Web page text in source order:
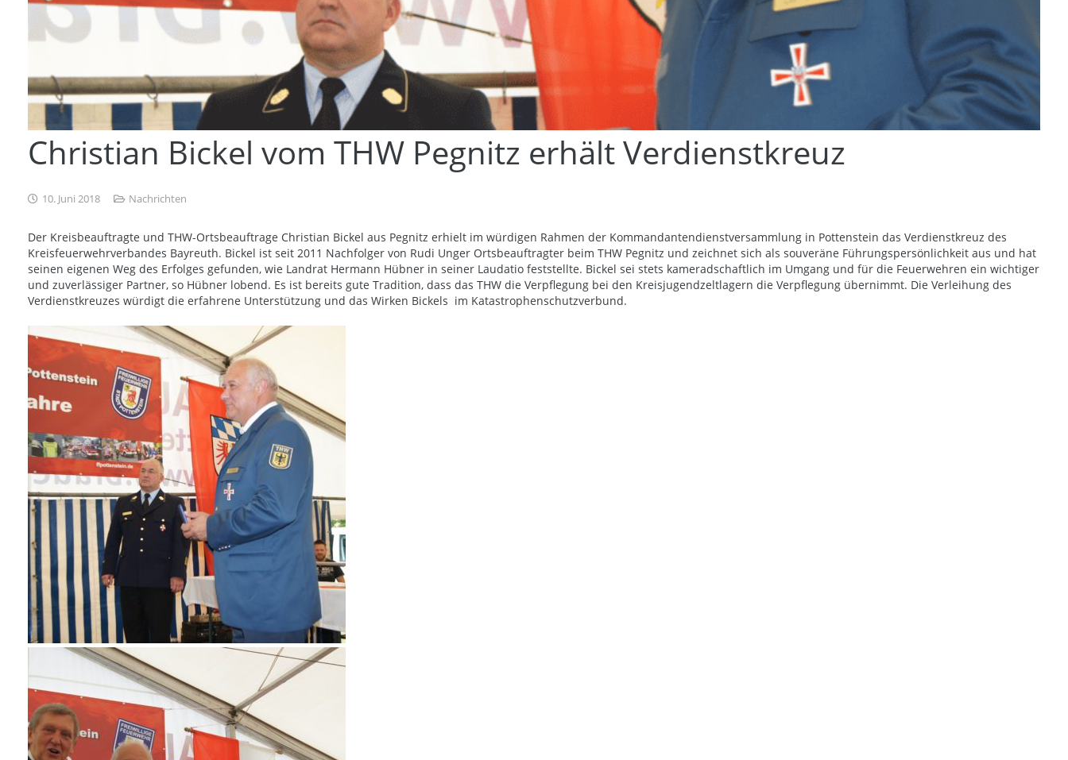
Christian Bickel vom THW Pegnitz erhält Verdienstkreuz
10. Juni 2018 Nachrichten
Der Kreisbeauftragte und THW-Ortsbeauftrage Christian Bickel aus Pegnitz erhielt im würdigen Rahmen der Kommandantendienstversammlung in Pottenstein das Verdienstkreuz des
Kreisfeuerwehrverbandes Bayreuth. Bickel ist seit 2011 Nachfolger von Rudi Unger Ortsbeauftragter beim THW Pegnitz und zeichnet sich als souveräne Führungspersönlichkeit aus und hat
seinen eigenen Weg des Erfolges gefunden, wie Landrat Hermann Hübner in seiner Laudatio feststellte. Bickel sei stets kameradschaftlich im Umgang und für die Feuerwehren ein wichtiger
und zuverlässiger Partner, so Hübner lobend. Es ist bereits gute Tradition, dass das THW die Verpflegung bei den Kreisjugendzeltlagern die Verpflegung übernimmt. Die Verleihung des
Verdienstkreuzes würdigt die erfahrene Unterstützung und das Wirken Bickels im Katastrophenschutzverbund.